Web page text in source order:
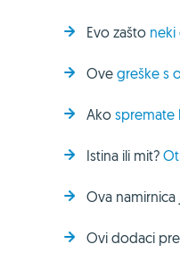
Evo zašto
Ove greške s
Ako spremate
Istina ili mit?
Ova namirnica
Ovi dodaci